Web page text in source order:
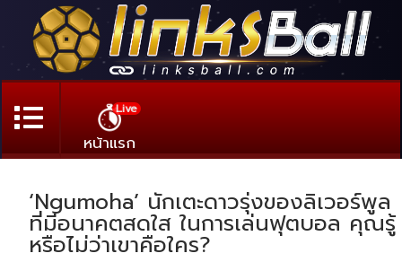
Live
หน้าแรก
‘Ngumoha’ นักเตะดาวรุ่งของลิเวอร์พูล
ที่มีอนาคตสดใส ในการเล่นฟุตบอล คุณรู้
หรือไม่ว่าเขาคือใคร?